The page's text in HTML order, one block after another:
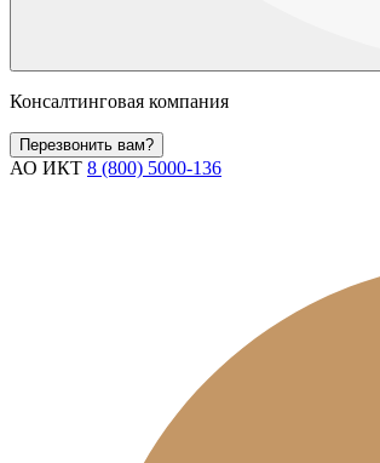
Консалтинговая компания
Перезвонить вам?
АО ИКТ 8 (800) 5000-136